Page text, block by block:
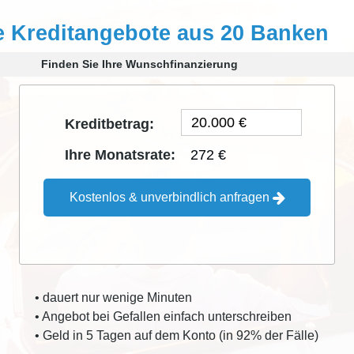
Kreditangebote aus 20 Banken
Finden Sie Ihre Wunschfinanzierung
Kreditbetrag:
Ihre Monatsrate:
272 €
Kostenlos & unverbindlich anfragen
• dauert nur wenige Minuten
• Angebot bei Gefallen einfach unterschreiben
• Geld in 5 Tagen auf dem Konto (in 92% der Fälle)